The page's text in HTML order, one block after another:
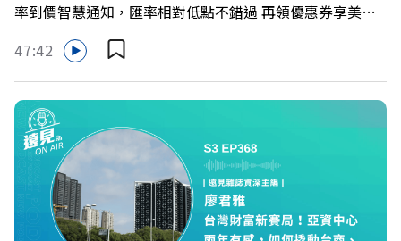
率到價智慧通知，匯率相對低點不錯過 再領優惠券享美金
最高減3分等優惠 立即設定： https://fstry.pse.is/9d7lr7
投資外幣如幣別轉換可能產生匯兌損失，應評估涉及自身情
況審慎投資。 完整注意事項詳見網站資訊。 —— 以上為
Firstory Podcast 廣告 —— 在永續減碳、綠色消費與友善
職場的變革浪潮下，傳統大流量、高耗能的百貨零售業該如
何轉型突圍？ 本集《遠見ON AIR》邀請到遠東SOGO百貨
董事長黃晴雯，帶你解析遠東SOGO如何透過戰略布局，打
造出兼顧企業獲利與社會共好的綠色零售新契機！ 🔺如何
從單純百貨專櫃轉型為有溫度的利他平台？ 🔺最難節能的
47:42